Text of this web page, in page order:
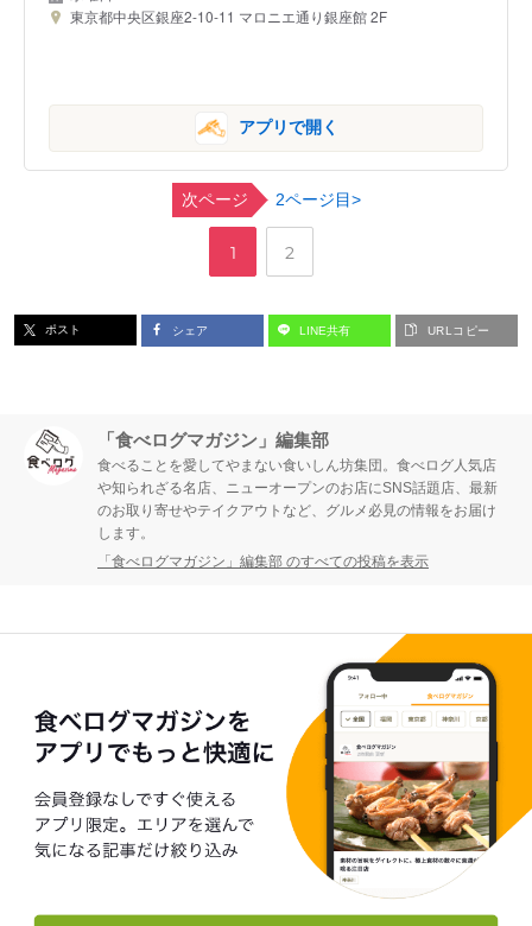
東京都中央区銀座2-10-11 マロニエ通り銀座館 2F
アプリで開く
次ページ 2ページ目>
ペ
ジ
1
,
ペ
ジ
2
ポスト シェア LINE共有 URLコピー
「食べログマガジン」編集部
食べることを愛してやまない食いしん坊集団。食べログ人気店
や知られざる名店、ニューオープンのお店にSNS話題店、最新
のお取り寄せやテイクアウトなど、グルメ必見の情報をお届け
します。
「食べログマガジン」編集部 のすべての投稿を表示